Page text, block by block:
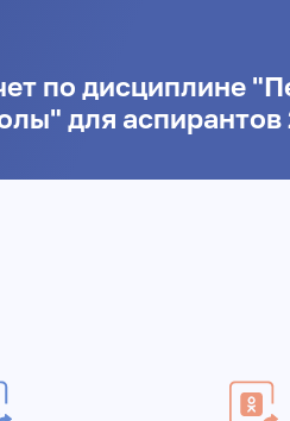
по дисциплине
для аспирантов